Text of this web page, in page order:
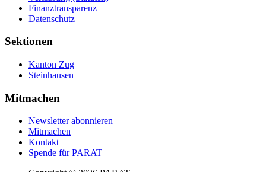
Finanztransparenz
Datenschutz
Sektionen
Kanton Zug
Steinhausen
Mitmachen
Newsletter abonnieren
Mitmachen
Kontakt
Spende für PARAT